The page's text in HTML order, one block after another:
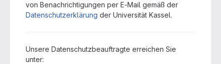
von Benachrichtigungen per E-Mail gemäß der
Datenschutzerklärung der Universität Kassel.
Unsere Datenschutzbeauftragte erreichen Sie
unter: